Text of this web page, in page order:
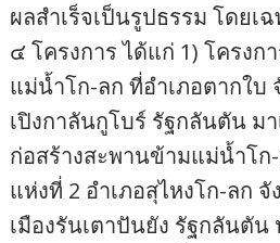
ผลสำเร็จเป็นรูปธรรม โดยเ
๔ โครงการ ได้แก่ 1) โครงก
แม่น้ำโก-ลก ที่อำเภอตากใบ
เปิงกาลันกูโบร์ รัฐกลันตัน มา
ก่อสร้างสะพานข้ามแม่น้ำโก-
แห่งที่ 2 อำเภอสุไหงโก-ลก
เมืองรันเตาปันยัง รัฐกลันตัน